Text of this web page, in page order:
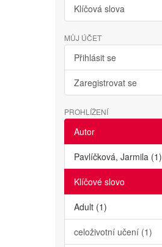
Klíčová slova
MŮJ ÚČET
Přihlásit se
Zaregistrovat se
PROHLÍŽENÍ
Autor
Pavlíčková, Jarmila (1)
Klíčové slovo
Adult (1)
celoživotní učení (1)